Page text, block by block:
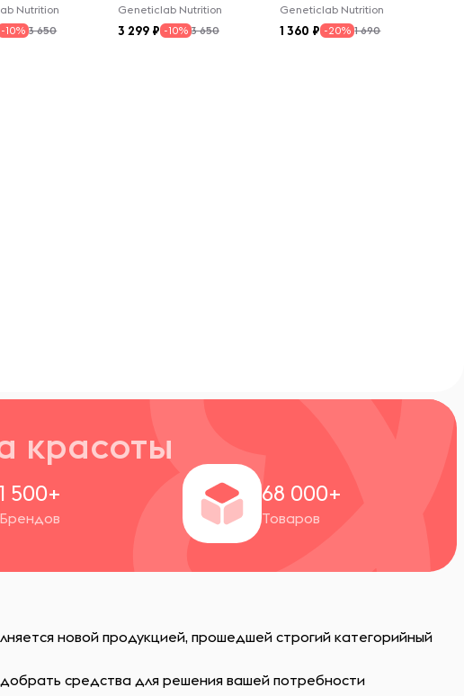
Nutrition
-10% 3 650
Geneticlab Nutrition
3 299 -10% 3 650
Geneticlab Nutrition
1 360 -20% 1 690
красоты
1 500+
Брендов
68 000+
Товаров
новой продукцией, прошедшей строгий категорийный
средства для решения вашей потребности